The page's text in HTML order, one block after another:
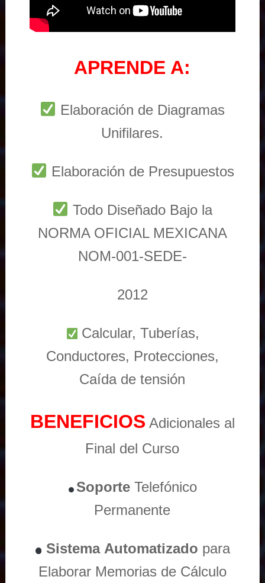
APRENDE A:
Elaboración de Diagramas
Unifilares.
Elaboración de Presupuestos
Todo Diseñado Bajo la
NORMA OFICIAL MEXICANA
NOM-001-SEDE-
2012
Calcular, Tuberías,
Conductores, Protecciones,
Caída de tensión
BENEFICIOS Adicionales al
Final del Curso
Soporte Telefónico
Permanente
Sistema Automatizado para
Elaborar Memorias de Cálculo